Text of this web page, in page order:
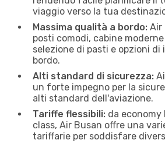
viaggio verso la tua
Massima qualità a bordo: Air
posti comodi, cabine
selezione di pasti e opzioni
bordo.
Alti standard di sicurezza:
un forte impegno per la
alti standard dell'aviazione.
Tariffe flessibili: da economy
class, Air Busan offre una
tariffarie per soddisfare